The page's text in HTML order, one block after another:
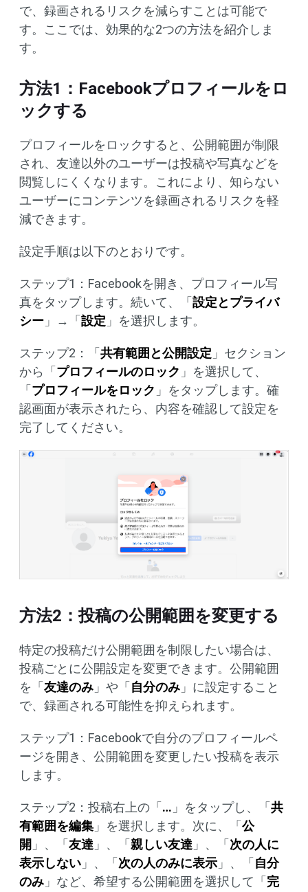
で、録画されるリスクを減らすことは可能で
す。ここでは、効果的な2つの方法を紹介しま
す。
方法1：Facebookプロフィールをロ
ックする
プロフィールをロックすると、公開範囲が制限
され、友達以外のユーザーは投稿や写真などを
閲覧しにくくなります。これにより、知らない
ユーザーにコンテンツを録画されるリスクを軽
減できます。
設定手順は以下のとおりです。
ステップ1：Facebookを開き、プロフィール写
真をタップします。続いて、「設定とプライバ
シー 」→「設定 」を選択します。
ステップ2：「共有範囲と公開設定 」セクション
から「プロフィールのロック 」を選択して、
「プロフィールをロック 」をタップします。確
認画面が表示されたら、内容を確認して設定を
完了してください。
方法2：投稿の公開範囲を変更する
特定の投稿だけ公開範囲を制限したい場合は、
投稿ごとに公開設定を変更できます。公開範囲
を「友達のみ 」や「自分のみ 」に設定すること
で、録画される可能性を抑えられます。
ステップ1：Facebookで自分のプロフィールペ
ージを開き、公開範囲を変更したい投稿を表示
します。
ステップ2：投稿右上の「… 」をタップし、「共
有範囲を編集 」を選択します。次に、「公
開 」、「友達 」、「親しい友達 」、「次の人に
表示しない 」、「次の人のみに表示 」、「自分
のみ 」など、希望する公開範囲を選択して「完